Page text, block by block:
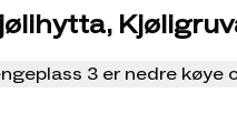
her.
inn med tanke
kan du
3 er nedre